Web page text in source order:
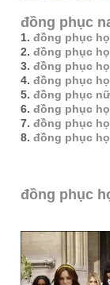
đồng phục
1. đồng phục
2. đồng phục
3. đồng phục
4. đồng phục
5. đồng phục
6. đồng phục
7. đồng phục
8. đồng phục
đồng phục